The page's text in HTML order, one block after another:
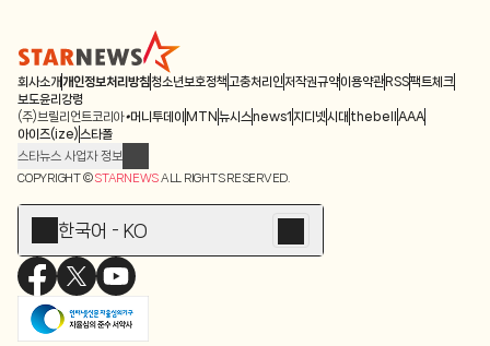
STARPOLL
회사소개 개인정보처리방침청소년보호정책 고충처리인저작권규약이용약관 RSS팩트체크
보도윤리강령
(주)브릴리언트코리아 머니투데이 MTN 뉴시스news1 지디넷시대 thebell AAA
아이즈(ize) 스타폴
스타뉴스 사업자 정보
주소: 서울시 종로구 청계천로 11(서린동, 청계한국빌딩)
청소년 보호책임자: 문완식
등록번호:서울 아01055
등록일:2009.12.10
제호:스타뉴스
발행일:2009.12.10
전화번호: 02-767-6843ㆍ02-724-0985
COPYRIGHT ©STARNEWSALL RIGHTS RESERVED.
한국어 - KO